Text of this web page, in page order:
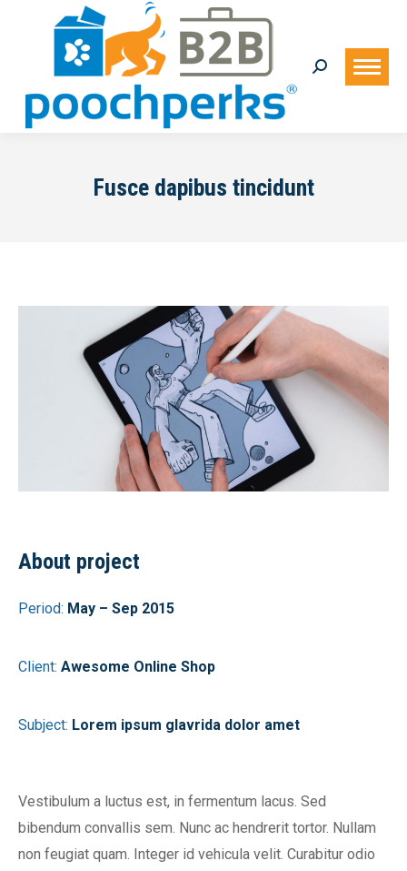
Search:
Fusce dapibus tincidunt
About project
Period: May – Sep 2015
Client: Awesome Online Shop
Subject: Lorem ipsum glavrida dolor amet
Vestibulum a luctus est, in fermentum lacus. Sed
bibendum convallis sem. Nunc ac hendrerit tortor. Nullam
non feugiat quam. Integer id vehicula velit. Curabitur odio